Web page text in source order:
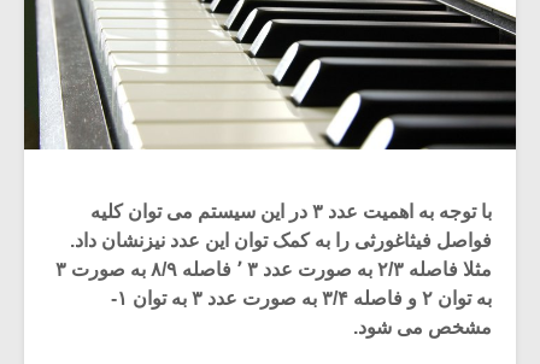
با توجه به اهمیت عدد ۳ در این سیستم می توان کلیه
فواصل فیثاغورثی را به کمک توان این عدد نیزنشان داد.
مثلا فاصله ۲/۳ به صورت عدد ۳ ٬ فاصله ۸/۹ به صورت ۳
به توان ۲ و فاصله ۳/۴ به صورت عدد ۳ به توان ۱-
مشخص می شود.